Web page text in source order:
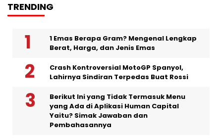
TRENDING
1 Emas Berapa Gram? Mengenal Lengkap
Berat, Harga, dan Jenis Emas
Crash Kontroversial MotoGP Spanyol,
Lahirnya Sindiran Terpedas Buat Rossi
Berikut Ini yang Tidak Termasuk Menu
yang Ada di Aplikasi Human Capital
Yaitu? Simak Jawaban dan
Pembahasannya